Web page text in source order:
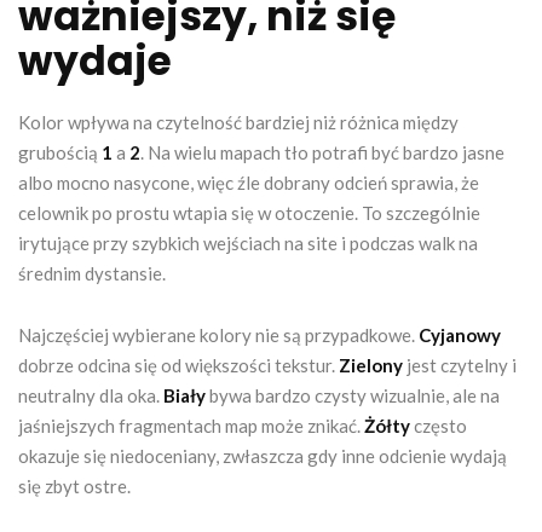
ważniejszy, niż się
wydaje
Kolor wpływa na czytelność bardziej niż różnica między
grubością 1 a 2 . Na wielu mapach tło potrafi być bardzo jasne
albo mocno nasycone, więc źle dobrany odcień sprawia, że
celownik po prostu wtapia się w otoczenie. To szczególnie
irytujące przy szybkich wejściach na site i podczas walk na
średnim dystansie.
Najczęściej wybierane kolory nie są przypadkowe. Cyjanowy
dobrze odcina się od większości tekstur. Zielony jest czytelny i
neutralny dla oka. Białybywa bardzo czysty wizualnie, ale na
jaśniejszych fragmentach map może znikać. Żółtyczęsto
okazuje się niedoceniany, zwłaszcza gdy inne odcienie wydają
się zbyt ostre.